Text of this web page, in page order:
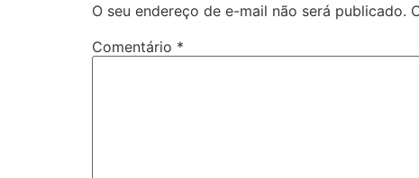
O seu endereço de e-mail não será publicado.
Comentário *